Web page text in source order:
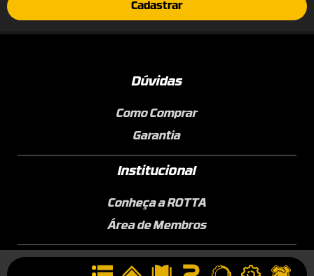
Cadastrar
Dúvidas
Como Comprar
Garantia
Institucional
Conheça a ROTTA
Área de Membros
Sobre a Empresa